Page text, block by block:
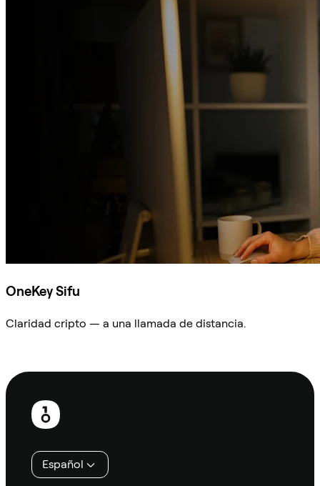
OneKey Sifu
Claridad cripto — a una llamada de distancia.
Pie
página
Español